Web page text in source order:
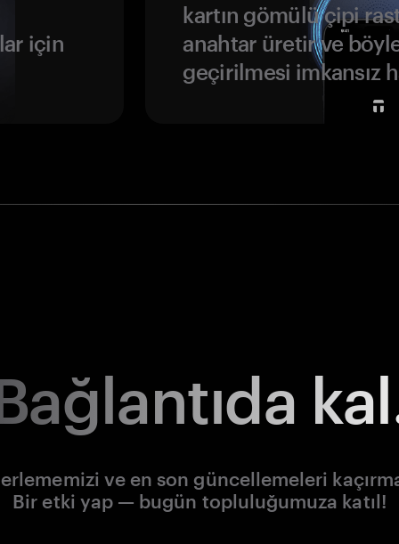
için
kartın gömülü çipi
anahtar üretir ve
geçirilmesi imkansız
ve en son güncellemeleri
Bir etki yap — bugün topluluğumuza katıl!